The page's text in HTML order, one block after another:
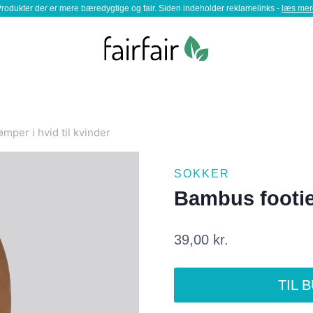
der er mere bæredygtige og fair. Siden indeholder reklamelinks - læs
i hvid til kvinder
SOKKER
Bambus
39,00 kr.
TIL